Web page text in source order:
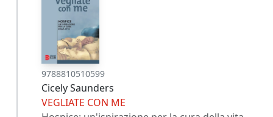
9788810510599
Cicely Saunders
VEGLIATE CON ME